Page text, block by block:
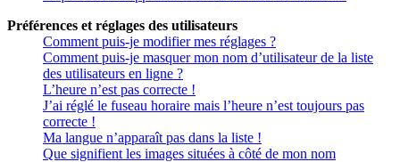
Préférences et réglages des utilisateurs
Comment puis-je modifier mes réglages ?
Comment puis-je masquer mon nom d’utilisateur de la liste
des utilisateurs en ligne ?
L’heure n’est pas correcte !
J’ai réglé le fuseau horaire mais l’heure n’est toujours pas
correcte !
Ma langue n’apparaît pas dans la liste !
Que signifient les images situées à côté de mon nom